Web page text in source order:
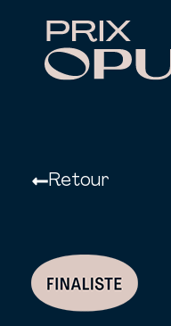
Retour